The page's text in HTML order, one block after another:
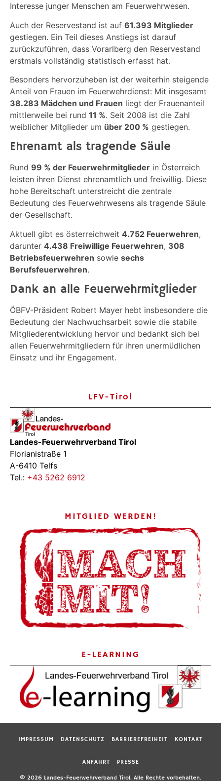
Interesse junger Menschen am Feuerwehrwesen.
Auch der Reservestand ist auf 61.393 Mitglieder
gestiegen. Ein Teil dieses Anstiegs ist darauf
zurückzuführen, dass Vorarlberg den Reservestand
erstmals vollständig statistisch erfasst hat.
Besonders hervorzuheben ist der weiterhin steigende
Anteil von Frauen im Feuerwehrdienst: Mit insgesamt
38.283 Mädchen und Frauen liegt der Frauenanteil
mittlerweile bei rund 11 %. Seit 2008 ist die Zahl
weiblicher Mitglieder um über 200 % gestiegen.
Ehrenamt als tragende Säule
Rund 99 % der Feuerwehrmitglieder in Österreich
leisten ihren Dienst ehrenamtlich und freiwillig. Diese
hohe Bereitschaft unterstreicht die zentrale
Bedeutung des Feuerwehrwesens als tragende Säule
der Gesellschaft.
Aktuell gibt es österreichweit 4.752 Feuerwehren,
darunter 4.438 Freiwillige Feuerwehren, 308
Betriebsfeuerwehren sowie sechs
Berufsfeuerwehren.
Dank an alle Feuerwehrmitglieder
ÖBFV-Präsident Robert Mayer hebt insbesondere die
Bedeutung der Nachwuchsarbeit sowie die stabile
Mitgliederentwicklung hervor und bedankt sich bei
allen Feuerwehrmitgliedern für ihren unermüdlichen
Einsatz und ihr Engagement.
LFV-Tirol
Landes-Feuerwehrverband Tirol
Florianistraße 1
A-6410 Telfs
Tel.: +43 5262 6912
MITGLIED WERDEN!
E-LEARNING
IMPRESSUM DATENSCHUTZ BARRIEREFREIHEIT KONTAKT
ANFAHRT PRESSE
© 2026 Landes-Feuerwehrverband Tirol. Alle Rechte vorbehalten.